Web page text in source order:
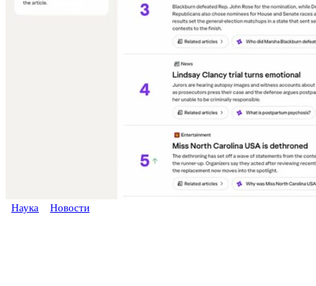
Наука Новости